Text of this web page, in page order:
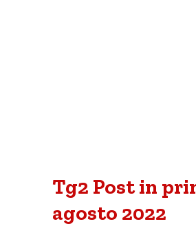
Tg2 Post in
agosto 2022